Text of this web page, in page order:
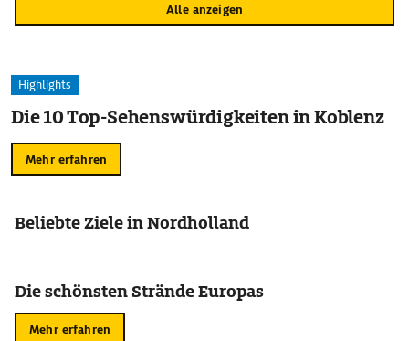
Alle anzeigen
Highlights
Die 10 Top-Sehenswürdigkeiten in Koblenz
Mehr erfahren
Beliebte Ziele in Nordholland
Die schönsten Strände Europas
Mehr erfahren